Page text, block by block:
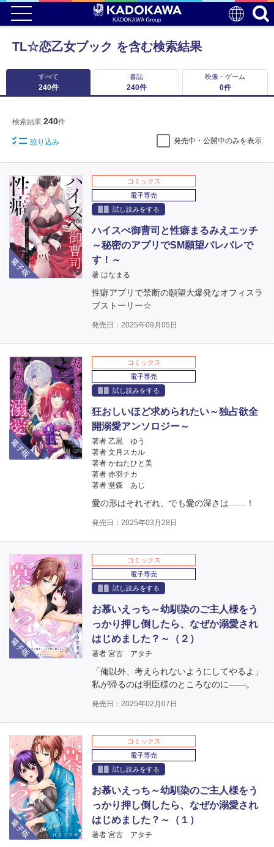
TL☆恋乙女ブック を含む検索結果
すべて
240件
書誌
240件
映像・ゲーム
0件
検索結果 240件
絞り込み 発売中・公開中のみを表示
電子版
コミックス
電子専売
試し読みをする
ハイスぺ御曹司と性癖まるみえエッチ
～秘密のアプリでSM願望バレバレで
す！～
著 はなまる
性癖アプリで禁断の願望大爆発なオフィスラ
ブストーリー☆
発売日：2025年09月05日
電子版
コミックス
電子専売
試し読みをする
狂おしいほど求められたい～独占欲全
開溺愛アンソロジー～
著者 乙黒 ゆう
著者 文月スカル
著者 かねたひと美
著者 赤羽チカ
著者 堂森 あじ
愛の形はそれぞれ、でも愛の深さは……！
発売日：2025年03月28日
電子版
コミックス
電子専売
試し読みをする
お慕いえっち～幼馴染のご主人様をう
っかり押し倒したら、なぜか溺愛され
はじめました？～（２）
著者 宮古 アタチ
「俺以外、考えられないようにしてやるよ」
私が帰るのは明臣様のところなのに――。
発売日：2025年02月07日
電子版
コミックス
電子専売
試し読みをする
お慕いえっち～幼馴染のご主人様をう
っかり押し倒したら、なぜか溺愛され
はじめました？～（１）
著者 宮古 アタチ